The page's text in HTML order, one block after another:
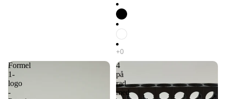
Formel
1-
logo
-
4
på
rad
med